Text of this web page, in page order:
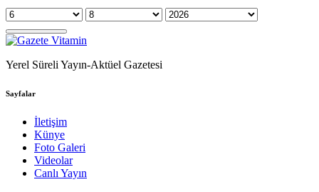
Yerel Süreli Yayın-Aktüel Gazetesi
Sayfalar
İletişim
Künye
Foto Galeri
Videolar
Canlı Yayın